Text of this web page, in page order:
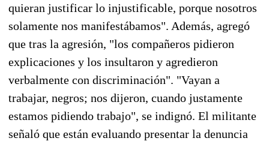
quieran justificar lo injustificable, porque nosotros
solamente nos manifestábamos". Además, agregó
que tras la agresión, "los compañeros pidieron
explicaciones y los insultaron y agredieron
verbalmente con discriminación". "Vayan a
trabajar, negros; nos dijeron, cuando justamente
estamos pidiendo trabajo", se indignó. El militante
señaló que están evaluando presentar la denuncia